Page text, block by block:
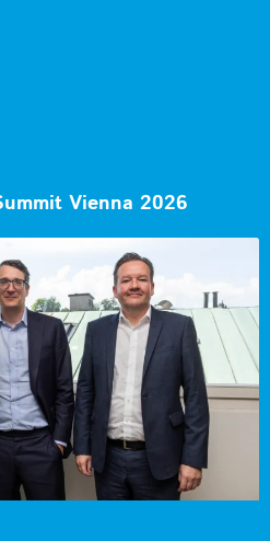
Vienna 2026